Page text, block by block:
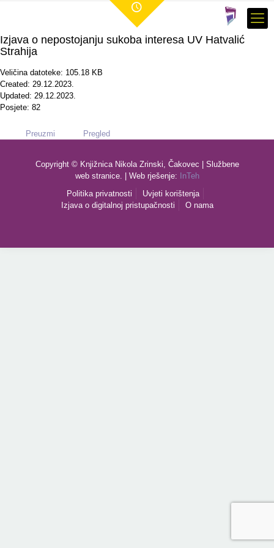
Izjava o nepostojanju sukoba interesa UV Hatvalić
Strahija
Veličina datoteke: 105.18 KB
Created: 29.12.2023.
Updated: 29.12.2023.
Posjete: 82
Preuzmi Pregled
Copyright © Knjižnica Nikola Zrinski, Čakovec | Službene
web stranice. | Web rješenje:
InTeh
Politika privatnosti
Uvjeti korištenja
Izjava o digitalnoj pristupačnosti
O nama